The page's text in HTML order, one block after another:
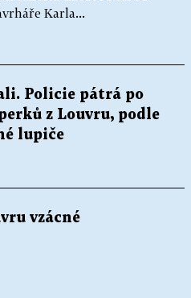
Karla...
Policie pátrá po
z Louvru, podle
lupiče
vzácné